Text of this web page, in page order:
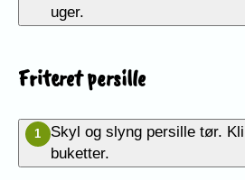
uger.
Friteret persille
1
Skyl og slyng persille tør.
buketter.